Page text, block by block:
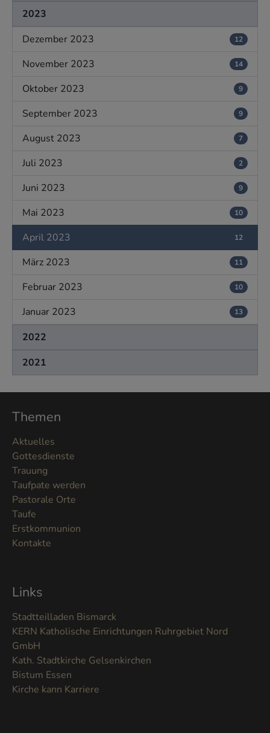
2023
Dezember 2023
12
November 2023 14
Oktober 2023 9
September 2023 9
August 2023 7
Juli 2023 2
Juni 2023 9
Mai 2023 10
April 2023 12
März 2023 11
Februar 2023 10
Januar 2023 13
2022
2021
Themen
Aktuelles
Gottesdienste
Trauung
Taufpate werden
Pastorale Orte
Taufe
Erstkommunion
Kontakte
Links
Stadtteilladen Bismarck
KERN Katholische Einrichtungen Ruhrgebiet Nord
GmbH
Kath. Stadtkirche Gelsenkirchen
Bistum Essen
Kirche kann Karriere